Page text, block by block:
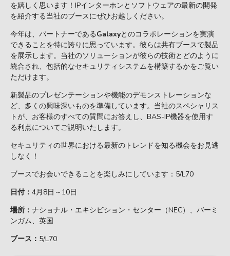
を嬉しく思います！IPインターホンとソフトウェアの最新の開発
を紹介する当社のブースにぜひお越しください。
今年は、パートナーであるGalaxyとのコラボレーションを実演
できることを特に誇りに思っています。彼らは共有ブースで製品
を展示します。当社のソリューションが彼らの技術とどのように
統合され、包括的なセキュリティシステムを構築するかをご覧い
ただけます。
新製品のプレゼンテーションや機能のデモンストレーションな
ど、多くの興味深いものを準備しています。当社のスペシャリス
トが、お客様のすべての質問にお答えし、BAS-IP機器を使用す
る利点についてご説明いたします。
セキュリティの世界における最新のトレンドを知る機会をお見逃
しなく！
ブースでお会いできることを楽しみにしています：5/L70
日付： 4月8日～10日
場所： ナショナル・エキシビション・センター（NEC）、バーミ
ンガム、英国
ブース： 5/L70